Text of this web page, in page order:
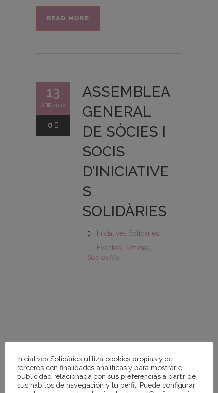
READ MORE
13
ABR 2022
0
ASSEMBLEA
GENERAL
DE SÒCIES I
SOCIS
D’INICIATIVE
S
SOLIDÀRIES
Iniciatives Solidaries
Eventos
Noticias
Socios/as
Iniciatives Solidàries utiliza cookies propias y de
terceros con finalidades analíticas y para mostrarle
publicidad relacionada con sus preferencias a partir de
sus hábitos de navegación y tu perfil. Puede configurar